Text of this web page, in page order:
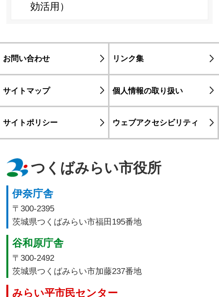
効活用）
お問い合わせ リンク集
サイトマップ 個人情報の取り扱い
サイトポリシー ウェブアクセシビリティ
つくばみらい市役所
伊奈庁舎
〒300-2395
茨城県つくばみらい市福田195番地
谷和原庁舎
〒300-2492
茨城県つくばみらい市加藤237番地
みらい平市民センター